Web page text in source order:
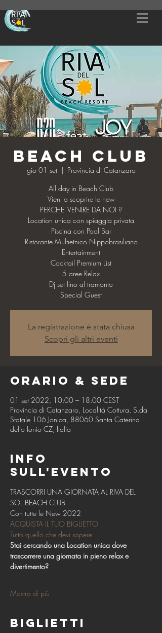
BEACH CLUB
gio 01 set
  |
Provincia di Catanzaro
All day in Beach Club
Vieni a scoprire le new
PERCHE' VENIRE DA NOI ?
Location unica con spiaggia privata
Piscina con Pool Bar
Ristorante Multietnico Nippobrasiliano
Entertainment
Cocktail Premium List
5 aree Relax
Dj set fino al tramonto
La registrazione è stata chiusa
Scopri gli altri eventi
Orario & Sede
01 set 2022, 10:00 – 18:00 CEST
Provincia di Catanzaro, Località Cottura, S.da
Statale 106 Jonica, 88060 Santa Caterina
dello Ionio CZ, Italia
Info
sull'evento
TRASCORRI UNA GIORNATA AL RIVA DEL
SOL BEACH CLUB
Con tutte le New 2022
ACQUISTA IL TUO BIGLIETTO
Tutto quello che devi sapere
Stai cercando una Location unica dove
trascorrere una giornata in pieno relax e
divertimento?
Mostra di più
Biglietti